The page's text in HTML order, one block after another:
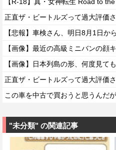
正直ザ・ビートルズって過大評価
【画像】最近の高級ミニバンの顔
【画像】日本列島の形、何度見て
正直ザ・ビートルズって過大評価
この車を中古で買おうと思うんだ
"未分類" の関連記事